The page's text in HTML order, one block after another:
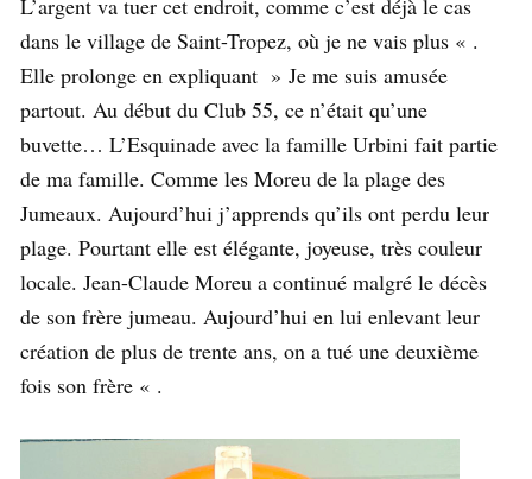
dans le village de Saint-Tropez, où je ne vais plus « .
Elle prolonge en expliquant » Je me suis amusée
partout. Au début du Club 55, ce n’était qu’une
buvette… L’Esquinade avec la famille Urbini fait partie
de ma famille. Comme les Moreu de la plage des
Jumeaux. Aujourd’hui j’apprends qu’ils ont perdu leur
plage. Pourtant elle est élégante, joyeuse, très couleur
locale. Jean-Claude Moreu a continué malgré le décès
de son frère jumeau. Aujourd’hui en lui enlevant leur
création de plus de trente ans, on a tué une deuxième
fois son frère « .